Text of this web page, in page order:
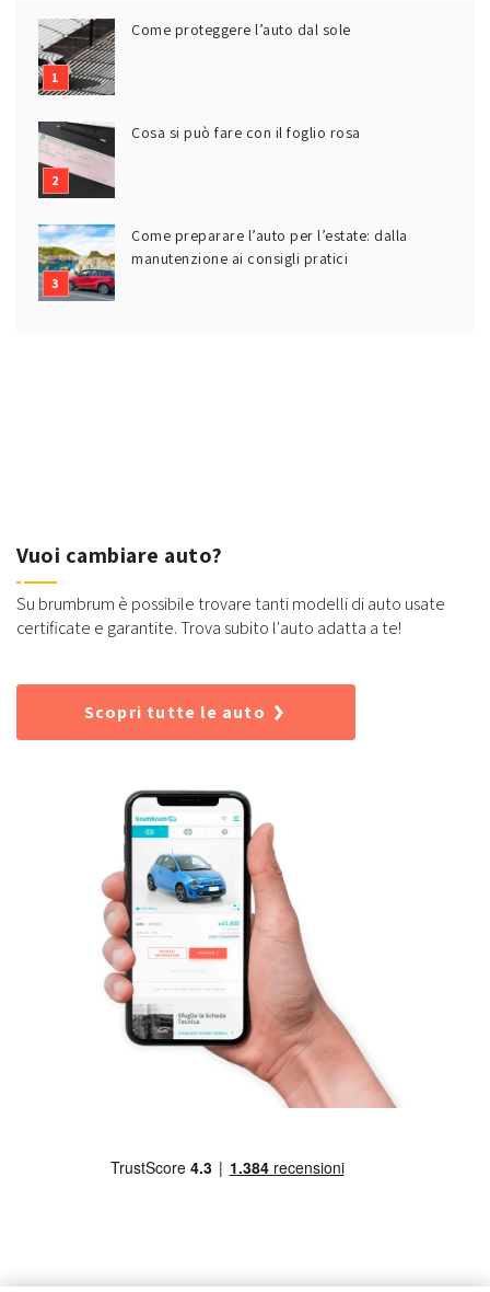
Come proteggere l’auto dal sole
Cosa si può fare con il foglio rosa
Come preparare l’auto per l’estate: dalla
manutenzione ai consigli pratici
Vuoi cambiare auto?
Su brumbrum è possibile trovare tanti modelli di auto usate
certificate e garantite. Trova subito l'auto adatta a te!
Scopri tutte le auto